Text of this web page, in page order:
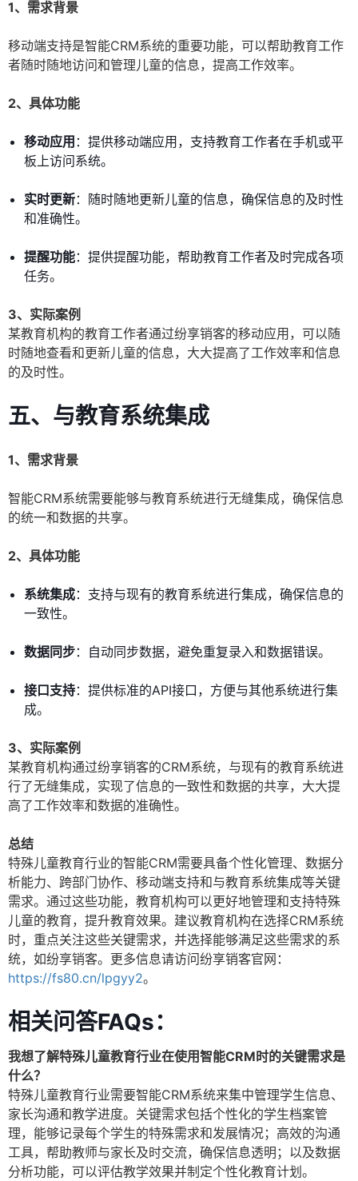
1、需求背景
移动端支持是智能CRM系统的重要功能，可以帮助教育工作
者随时随地访问和管理儿童的信息，提高工作效率。
2、具体功能
移动应用 ：提供移动端应用，支持教育工作者在手机或平
板上访问系统。
实时更新：随时随地更新儿童的信息，确保信息的及时性
和准确性。
提醒功能：提供提醒功能，帮助教育工作者及时完成各项
任务。
3、实际案例
某教育机构的教育工作者通过纷享销客的移动应用，可以随
时随地查看和更新儿童的信息，大大提高了工作效率和信息
的及时性。
五、与教育系统集成
1、需求背景
智能CRM系统需要能够与教育系统进行无缝集成，确保信息
的统一和数据的共享。
2、具体功能
系统集成：支持与现有的教育系统进行集成，确保信息的
一致性。
数据同步：自动同步数据，避免重复录入和数据错误。
接口支持：提供标准的API接口，方便与其他系统进行集
成。
3、实际案例
某教育机构通过纷享销客的CRM系统，与现有的教育系统进
行了无缝集成，实现了信息的一致性和数据的共享，大大提
高了工作效率和数据的准确性。
总结
特殊儿童教育行业的智能CRM需要具备个性化管理、数据分
析能力、跨部门协作、移动端支持和与教育系统集成等关键
需求。通过这些功能，教育机构可以更好地管理和支持特殊
儿童的教育，提升教育效果。建议教育机构在选择CRM系统
时，重点关注这些关键需求，并选择能够满足这些需求的系
统，如纷享销客。更多信息请访问纷享销客官网：
https://fs80.cn/lpgyy2。
相关问答FAQs：
我想了解特殊儿童教育行业在使用智能CRM时的关键需求是
什么？
特殊儿童教育行业需要智能CRM系统来集中管理学生信息、
家长沟通和教学进度。关键需求包括个性化的学生档案管
理，能够记录每个学生的特殊需求和发展情况；高效的沟通
工具，帮助教师与家长及时交流，确保信息透明；以及数据
分析功能，可以评估教学效果并制定个性化教育计划。